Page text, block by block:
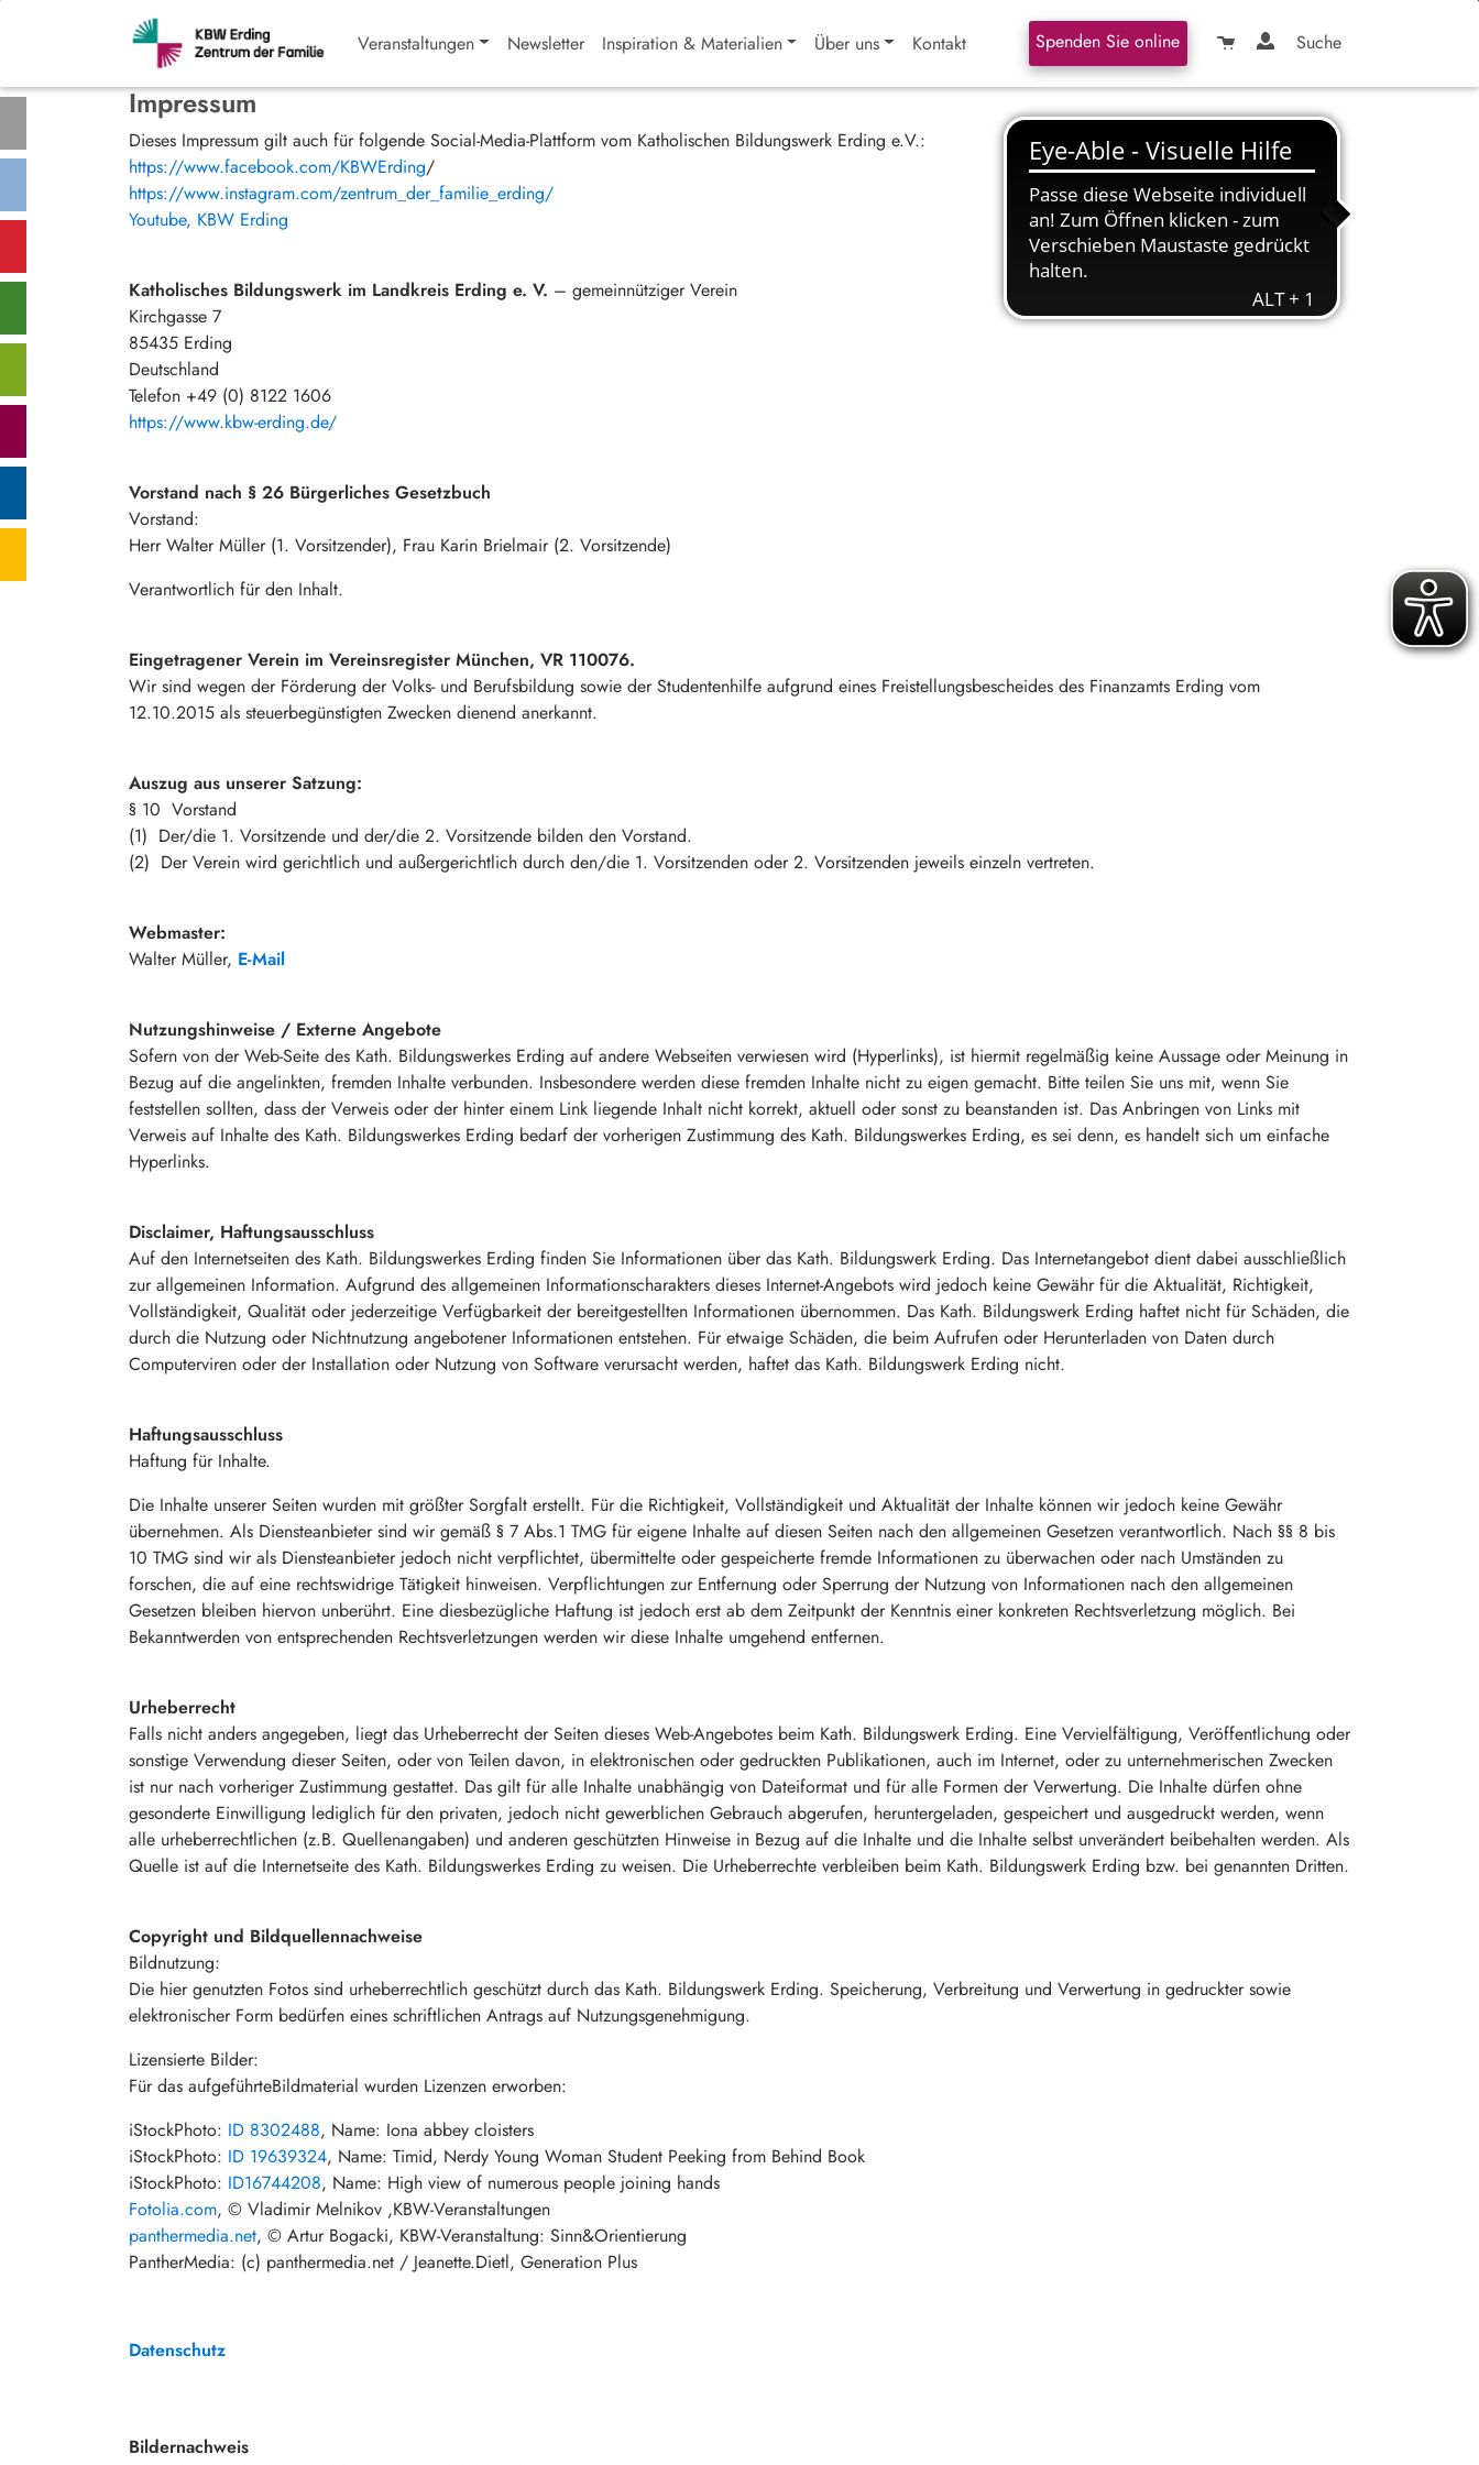
Veranstaltungen Newsletter Inspiration & Materialien Über uns Kontakt Spenden Sie online Suche
Impressum
Dieses Impressum gilt auch für folgende Social-Media-Plattform vom Katholischen Bildungswerk Erding e.V.:
https://www.facebook.com/KBWErding/
https://www.instagram.com/zentrum_der_familie_erding/
Youtube, KBW Erding
Katholisches Bildungswerk im Landkreis Erding e. V. – gemeinnütziger Verein
Kirchgasse 7
85435 Erding
Deutschland
Telefon +49 (0) 8122 1606
https://www.kbw-erding.de/
Vorstand nach § 26 Bürgerliches Gesetzbuch
Vorstand:
Herr Walter Müller (1. Vorsitzender), Frau Karin Brielmair (2. Vorsitzende)
Verantwortlich für den Inhalt.
Eingetragener Verein im Vereinsregister München, VR 110076.
Wir sind wegen der Förderung der Volks- und Berufsbildung sowie der Studentenhilfe aufgrund eines Freistellungsbescheides des Finanzamts Erding vom
12.10.2015 als steuerbegünstigten Zwecken dienend anerkannt.
Auszug aus unserer Satzung:
§ 10 Vorstand
(1) Der/die 1. Vorsitzende und der/die 2. Vorsitzende bilden den Vorstand.
(2) Der Verein wird gerichtlich und außergerichtlich durch den/die 1. Vorsitzenden oder 2. Vorsitzenden jeweils einzeln vertreten.
Webmaster:
Walter Müller, E-Mail
Nutzungshinweise / Externe Angebote
Sofern von der Web-Seite des Kath. Bildungswerkes Erding auf andere Webseiten verwiesen wird (Hyperlinks), ist hiermit regelmäßig keine Aussage oder Meinung in
Bezug auf die angelinkten, fremden Inhalte verbunden. Insbesondere werden diese fremden Inhalte nicht zu eigen gemacht. Bitte teilen Sie uns mit, wenn Sie
feststellen sollten, dass der Verweis oder der hinter einem Link liegende Inhalt nicht korrekt, aktuell oder sonst zu beanstanden ist. Das Anbringen von Links mit
Verweis auf Inhalte des Kath. Bildungswerkes Erding bedarf der vorherigen Zustimmung des Kath. Bildungswerkes Erding, es sei denn, es handelt sich um einfache
Hyperlinks.
Disclaimer, Haftungsausschluss
Auf den Internetseiten des Kath. Bildungswerkes Erding finden Sie Informationen über das Kath. Bildungswerk Erding. Das Internetangebot dient dabei ausschließlich
zur allgemeinen Information. Aufgrund des allgemeinen Informationscharakters dieses Internet-Angebots wird jedoch keine Gewähr für die Aktualität, Richtigkeit,
Vollständigkeit, Qualität oder jederzeitige Verfügbarkeit der bereitgestellten Informationen übernommen. Das Kath. Bildungswerk Erding haftet nicht für Schäden, die
durch die Nutzung oder Nichtnutzung angebotener Informationen entstehen. Für etwaige Schäden, die beim Aufrufen oder Herunterladen von Daten durch
Computerviren oder der Installation oder Nutzung von Software verursacht werden, haftet das Kath. Bildungswerk Erding nicht.
Haftungsausschluss
Haftung für Inhalte.
Die Inhalte unserer Seiten wurden mit größter Sorgfalt erstellt. Für die Richtigkeit, Vollständigkeit und Aktualität der Inhalte können wir jedoch keine Gewähr
übernehmen. Als Diensteanbieter sind wir gemäß § 7 Abs.1 TMG für eigene Inhalte auf diesen Seiten nach den allgemeinen Gesetzen verantwortlich. Nach §§ 8 bis
10 TMG sind wir als Diensteanbieter jedoch nicht verpflichtet, übermittelte oder gespeicherte fremde Informationen zu überwachen oder nach Umständen zu
forschen, die auf eine rechtswidrige Tätigkeit hinweisen. Verpflichtungen zur Entfernung oder Sperrung der Nutzung von Informationen nach den allgemeinen
Gesetzen bleiben hiervon unberührt. Eine diesbezügliche Haftung ist jedoch erst ab dem Zeitpunkt der Kenntnis einer konkreten Rechtsverletzung möglich. Bei
Bekanntwerden von entsprechenden Rechtsverletzungen werden wir diese Inhalte umgehend entfernen.
Urheberrecht
Falls nicht anders angegeben, liegt das Urheberrecht der Seiten dieses Web-Angebotes beim Kath. Bildungswerk Erding. Eine Vervielfältigung, Veröffentlichung oder
sonstige Verwendung dieser Seiten, oder von Teilen davon, in elektronischen oder gedruckten Publikationen, auch im Internet, oder zu unternehmerischen Zwecken
ist nur nach vorheriger Zustimmung gestattet. Das gilt für alle Inhalte unabhängig von Dateiformat und für alle Formen der Verwertung. Die Inhalte dürfen ohne
gesonderte Einwilligung lediglich für den privaten, jedoch nicht gewerblichen Gebrauch abgerufen, heruntergeladen, gespeichert und ausgedruckt werden, wenn
alle urheberrechtlichen (z.B. Quellenangaben) und anderen geschützten Hinweise in Bezug auf die Inhalte und die Inhalte selbst unverändert beibehalten werden. Als
Quelle ist auf die Internetseite des Kath. Bildungswerkes Erding zu weisen. Die Urheberrechte verbleiben beim Kath. Bildungswerk Erding bzw. bei genannten Dritten.
Copyright und Bildquellennachweise
Bildnutzung:
Die hier genutzten Fotos sind urheberrechtlich geschützt durch das Kath. Bildungswerk Erding. Speicherung, Verbreitung und Verwertung in gedruckter sowie
elektronischer Form bedürfen eines schriftlichen Antrags auf Nutzungsgenehmigung.
Lizensierte Bilder:
Für das aufgeführteBildmaterial wurden Lizenzen erworben:
iStockPhoto: ID 8302488, Name: Iona abbey cloisters
iStockPhoto: ID 19639324, Name: Timid, Nerdy Young Woman Student Peeking from Behind Book
iStockPhoto: ID16744208, Name: High view of numerous people joining hands
Fotolia.com, © Vladimir Melnikov ,KBW-Veranstaltungen
panthermedia.net, © Artur Bogacki, KBW-Veranstaltung: Sinn&Orientierung
PantherMedia: (c) panthermedia.net / Jeanette.Dietl, Generation Plus
Datenschutz
Bildernachweis